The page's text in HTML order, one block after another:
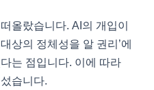
올랐습니다. AI의 개입이
상의 정체성을 알 권리’에
는 점입니다. 이에 따라
습니다.